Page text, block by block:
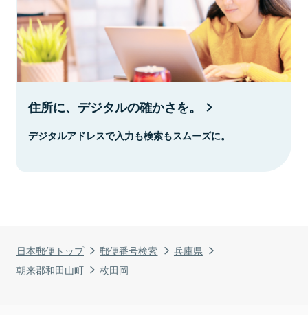
日本郵便トップ 郵便番号検索
兵庫県
朝来郡和田山町
枚田岡
住所に、デジタルの確かさを。
デジタルアドレスで入力も検索もスムーズに。